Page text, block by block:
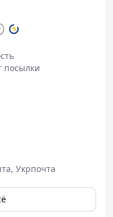
или 3-ААА
AAA
посылки
Укрпочта